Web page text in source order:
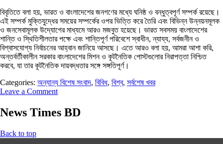
বিবৃতিতে বলা হয়, ভারত ও বাংলাদেশের জনগণের মধ্যে ঘনিষ্ঠ ও বন্ধুত্বপূর্ণ সম্পর্ক রয়েছে।
এই সম্পর্ক মুক্তিযুদ্ধের সময়ের সম্পর্কের ওপর ভিত্তি করে তৈরি এবং বিভিন্ন উন্নয়নমূলক
ও জনসেবামূলক উদ্যোগের মাধ্যমে আরও মজবুত হয়েছে। ভারত সবসময় বাংলাদেশের
শান্তি ও স্থিতিশীলতার পক্ষে এবং শান্তিপূর্ণ পরিবেশে স্বাধীন, ন্যায্য, সর্বজনীন ও
বিশ্বাসযোগ্য নির্বাচনের আহ্বান জানিয়ে আসছে। এতে আরও বলা হয়, আমরা আশা করি,
অন্তর্বর্তীকালীন সরকার বাংলাদেশের মিশন ও কূটনৈতিক পোস্টগুলোর নিরাপত্তা নিশ্চিত
করবে, যা তার কূটনৈতিক দায়বদ্ধতার সঙ্গে সঙ্গতিপূর্ণ।
Categories: অন্যান্য বিশেষ সংবাদ, বিবিধ, বিশ্ব, সর্বশেষ খবর
Leave a Comment
News Times BD
Back to top